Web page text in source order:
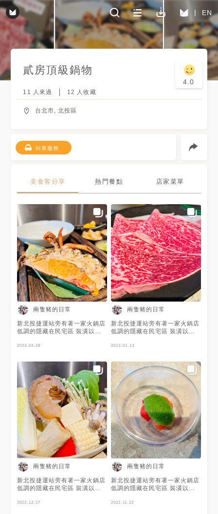
EN
貳房頂級鍋物
4.0
11 人來過 12 人收藏
台北市, 北投區
叫車服務
美食客分享 熱門餐點 店家菜單
兩隻豬的日常
新北投捷運站旁有著一家火鍋店
低調的隱藏在民宅區 裝潢以木
大但還算明亮舒適 餐廳有開放
看到廚師處理食材的過程 店內
有包廂座位和吧台區 🔘包廂座
位(低消6000元)，可容納約6人
包廂座位及外面4人桌是以一大
鍋來共鍋只🔘吧台區則是以個人
小鍋 餐廳以套餐為主 有龍蝦套
餐(龍蝦4吃+肉品或海鮮盤) 海
陸套餐(海鮮盤+肉品) 肉品套餐
一坐下後店員會先上熱麥茶 接
著送上菜盤及煮物計時器 服務
人員大部分時間會幫忙下鍋烹煮
🍚雞精 先以雞精暖胃，香氣十
足 色澤清澈，味道厚實溫潤 🍚
前菜紫蘇蕃茄冰沙 綠色的紫蘇
冰沙 搭配去皮醃漬的小番茄及
洛神蜜餞 酸酸甜甜，十分開胃
🍚菜盤 娃娃菜 青江菜 高麗菜
針菇 鴻禧菇 豆腐 小麥卷 🍚龍
2023-04-28
兩隻豬的日常
新北投捷運站旁有著一家火鍋店
低調的隱藏在民宅區 裝潢以木
大但還算明亮舒適 餐廳有開放
看到廚師處理食材的過程 店內
有包廂座位和吧台區 🔘包廂座
位(低消6000元)，可容納約6人
包廂座位及外面4人桌是以一大
鍋來共鍋只🔘吧台區則是以個人
小鍋 餐廳以套餐為主 有龍蝦套
餐(龍蝦4吃+肉品或海鮮盤) 海
陸套餐(海鮮盤+肉品) 肉品套餐
一坐下後店員會先上熱麥茶 接
著送上菜盤及煮物計時器 服務
人員大部分時間會幫忙下鍋烹煮
🍚雞精 先以雞精暖胃，香氣十
足 色澤清澈，味道厚實溫潤 🍚
前菜紫蘇蕃茄冰沙 綠色的紫蘇
冰沙 搭配去皮醃漬的小番茄及
洛神蜜餞 酸酸甜甜，十分開胃
🍚菜盤 娃娃菜 青江菜 高麗菜
針菇 鴻禧菇 豆腐 小麥卷 🍚龍
2023-01-13
兩隻豬的日常
新北投捷運站旁有著一家火鍋店
低調的隱藏在民宅區 裝潢以木
大但還算明亮舒適 餐廳有開放
2022-12-27
兩隻豬的日常
新北投捷運站旁有著一家火鍋店
低調的隱藏在民宅區 裝潢以木
大但還算明亮舒適 餐廳有開放
2022-11-22